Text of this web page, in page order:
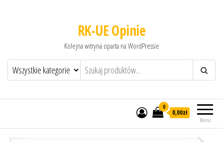
RK-UE Opinie
Kolejna witryna oparta na WordPressie
Menu
0
0,00zł